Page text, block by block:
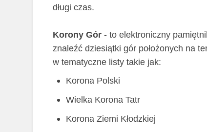
długi czas.
Korony Gór - to elektroniczny
znaleźć dziesiątki gór położonych na
w tematyczne listy takie jak:
Korona Polski
Wielka Korona Tatr
Korona Ziemi Kłodzkiej